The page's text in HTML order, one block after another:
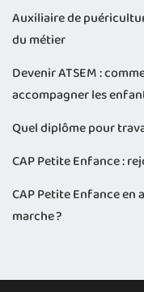
Auxiliaire de
du métier
Devenir ATSEM :
accompagner les
Quel diplôme pour
CAP Petite Enfance :
CAP Petite Enfance en
marche ?